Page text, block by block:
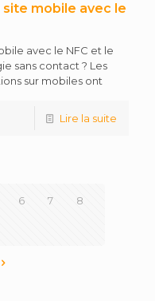
mobile avec le
avec le NFC et le
sans contact ? Les
sur mobiles ont
Lire la suite
6 7 8